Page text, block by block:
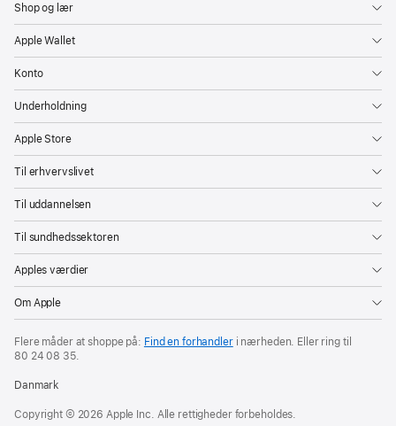
Shop og lær
Apple Wallet
Konto
Underholdning
Apple Store
Til erhvervslivet
Til uddannelsen
Til sundhedssektoren
Apples værdier
Om Apple
Flere måder at shoppe på: Find en forhandleri nærheden. Eller ring til
80 24 08 35.
Danmark
Copyright © 2026 Apple Inc. Alle rettigheder forbeholdes.